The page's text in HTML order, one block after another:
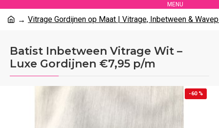
Vitrage Gordijnen op Maat | Vitrage, Inbetween &
Batist Inbetween Vitrage Wit –
Luxe Gordijnen €7,95 p/m
-60 %